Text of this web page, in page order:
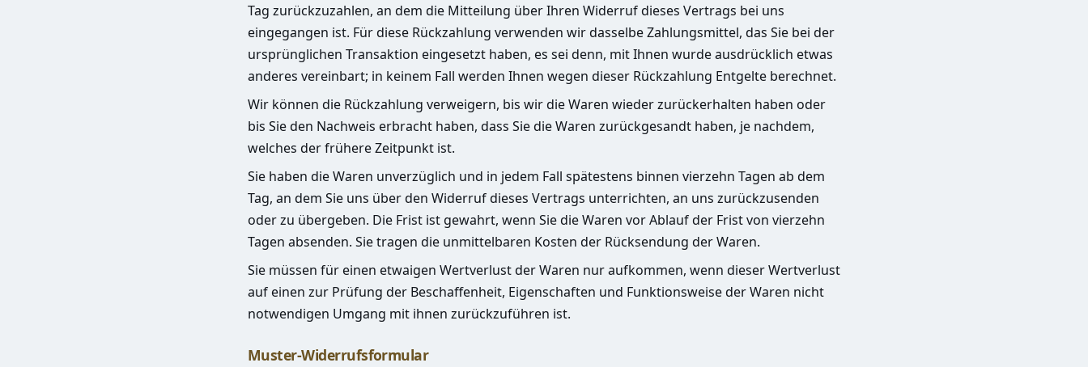
Tag zurückzuzahlen, an dem die Mitteilung über Ihren Widerruf dieses Vertrags bei uns
eingegangen ist. Für diese Rückzahlung verwenden wir dasselbe Zahlungsmittel, das Sie bei der
ursprünglichen Transaktion eingesetzt haben, es sei denn, mit Ihnen wurde ausdrücklich etwas
anderes vereinbart; in keinem Fall werden Ihnen wegen dieser Rückzahlung Entgelte berechnet.
Wir können die Rückzahlung verweigern, bis wir die Waren wieder zurückerhalten haben oder
bis Sie den Nachweis erbracht haben, dass Sie die Waren zurückgesandt haben, je nachdem,
welches der frühere Zeitpunkt ist.
Sie haben die Waren unverzüglich und in jedem Fall spätestens binnen vierzehn Tagen ab dem
Tag, an dem Sie uns über den Widerruf dieses Vertrags unterrichten, an uns zurückzusenden
oder zu übergeben. Die Frist ist gewahrt, wenn Sie die Waren vor Ablauf der Frist von vierzehn
Tagen absenden. Sie tragen die unmittelbaren Kosten der Rücksendung der Waren.
Sie müssen für einen etwaigen Wertverlust der Waren nur aufkommen, wenn dieser Wertverlust
auf einen zur Prüfung der Beschaffenheit, Eigenschaften und Funktionsweise der Waren nicht
notwendigen Umgang mit ihnen zurückzuführen ist.
Muster-Widerrufsformular